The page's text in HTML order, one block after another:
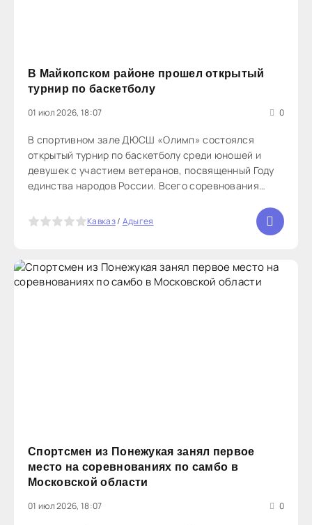
В Майкопском районе прошел открытый
турнир по баскетболу
01 июл 2026, 18:07
0
В спортивном зале ДЮСШ «Олимп» состоялся
открытый турнир по баскетболу среди юношей и
девушек с участием ветеранов, посвященный Году
единства народов России. Всего соревнования
Курджипской, поселка Тульского и города Майкопа.
Кавказ/ Адыгея
Спортсмен из Понежукая занял первое
место на соревнованиях по самбо в
Московской области
01 июл 2026, 18:07
0